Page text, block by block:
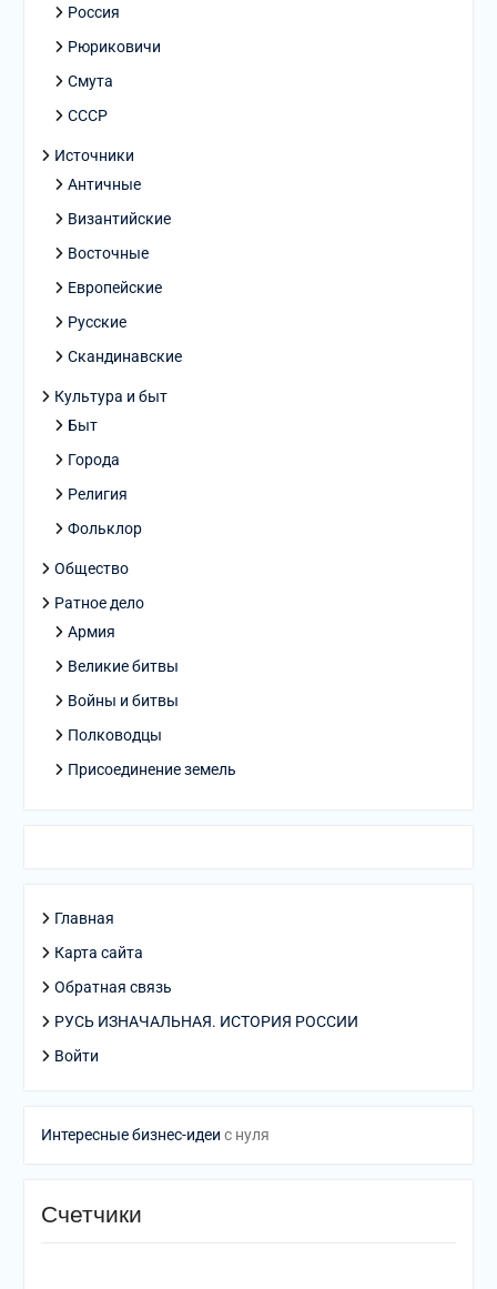
Россия
Рюриковичи
Смута
СССР
Источники
Античные
Византийские
Восточные
Европейские
Русские
Скандинавские
Культура и быт
Быт
Города
Религия
Фольклор
Общество
Ратное дело
Армия
Великие битвы
Войны и битвы
Полководцы
Присоединение земель
Главная
Карта сайта
Обратная связь
РУСЬ ИЗНАЧАЛЬНАЯ. ИСТОРИЯ РОССИИ
Войти
Интересные бизнес-идеи с нуля
Счетчики